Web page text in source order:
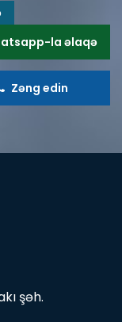
la əlaqə
Zəng edin
şəh.